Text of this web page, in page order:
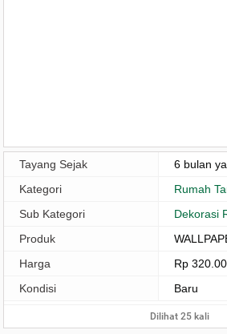
Tayang Sejak
6 bulan
Kategori
Rumah
Sub Kategori
Dekorasi
Produk
Harga
Rp
Kondisi
Baru
Dilihat 25 kali